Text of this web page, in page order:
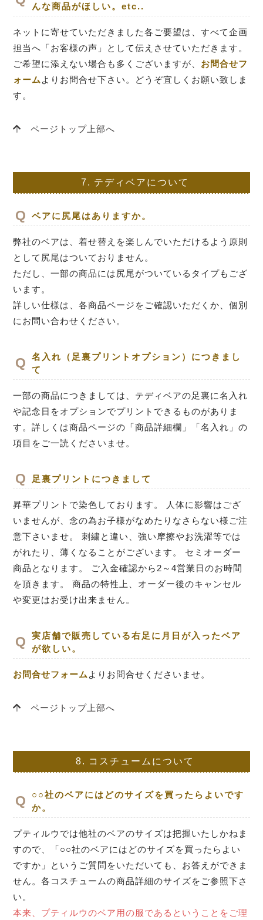
んな商品がほしい。etc..
ネットに寄せていただきました各ご要望は、すべて企画
担当へ「お客様の声」として伝えさせていただきます。
ご希望に添えない場合も多くございますが、 お問合せフ
ォーム よりお問合せ下さい。どうぞ宜しくお願い致しま
す。
ページトップ上部へ
7. テディベアについて
ベアに尻尾はありますか。
弊社のベアは、着せ替えを楽しんでいただけるよう原則
として尻尾はついておりません。
ただし、一部の商品には尻尾がついているタイプもござ
います。
詳しい仕様は、各商品ページをご確認いただくか、個別
にお問い合わせください。
名入れ（足裏プリントオプション）につきまし
て
一部の商品につきましては、テディベアの足裏に名入れ
や記念日をオプションでプリントできるものがありま
す。詳しくは商品ページの「商品詳細欄」「名入れ」の
項目をご一読くださいませ。
足裏プリントにつきまして
昇華プリントで染色しております。 人体に影響はござ
いませんが、念の為お子様がなめたりなさらない様ご注
意下さいませ。 刺繍と違い、強い摩擦やお洗濯等では
がれたり、薄くなることがございます。 セミオーダー
商品となります。 ご入金確認から2～4営業日のお時間
を頂きます。 商品の特性上、オーダー後のキャンセル
や変更はお受け出来ません。
実店舗で販売している右足に月日が入ったベア
が欲しい。
お問合せフォーム よりお問合せくださいませ。
ページトップ上部へ
8. コスチュームについて
○○社のベアにはどのサイズを買ったらよいです
か。
プティルウでは他社のベアのサイズは把握いたしかねま
すので、「○○社のベアにはどのサイズを買ったらよい
ですか」というご質問をいただいても、お答えができま
せん。各コスチュームの商品詳細のサイズをご参照下さ
い。
本来、プティルウのベア用の服であるということをご理